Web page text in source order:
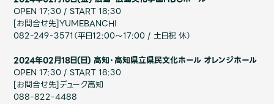
OPEN 17:30 / START 18:30
[お問合せ先]YUMEBANCHI
082-249-3571（平日12:00〜17:00 / 土日祝 休）
2024年02月18日(日) ​高知・高知県立県民文化ホール オレンジホール
OPEN 17:30 / START 18:30
[お問合せ先]デューク高知
088-822-4488